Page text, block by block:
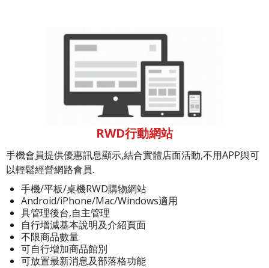
RWD行動網站
手機會員提供優惠訊息顯示,結合實體店面活動,不用APP與可
以輕鬆經營網路會員.
手機/平板/桌機RWD購物網站
Android/iPhone/Mac/Windows適用
具管理後台,自主管理
自行增減基本說明及介紹頁面
不限商品數量
可自行增加商品館別
可放置最新消息及部落格功能